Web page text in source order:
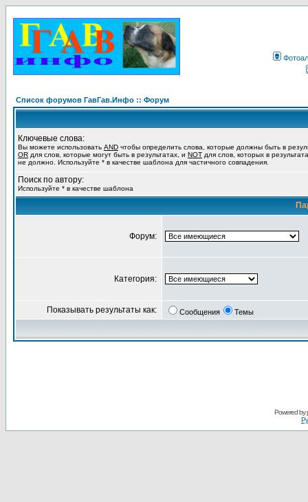
Список форумов ГавГав.Инфо :: Форум
Ключевые слова:
Вы можете использовать AND чтобы определить слова, которые должны быть в
OR для слов, которые могут быть в результатах, и NOT для слов, которых в
не должно. Используйте * в качестве шаблона для частичного совпадения.
Поиск по автору:
Используйте * в качестве шаблона
Форум:
Категория:
Показывать результаты как: Сообщения Темы
Powered by